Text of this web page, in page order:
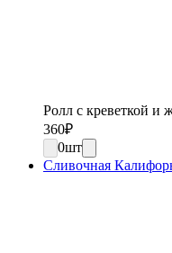
Ролл с креветкой и
360₽
0шт
Сливочная